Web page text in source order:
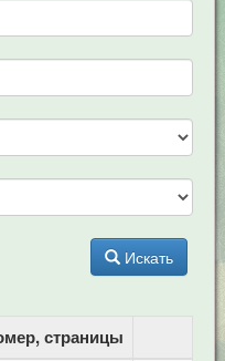
Искать
страницы